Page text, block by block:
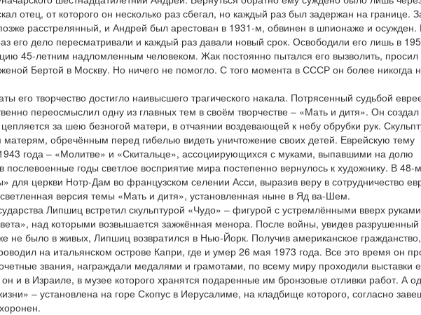
отец, от которого он несколько раз сбегал, но каждый раз был задержан на границе.
расстрелянный, и Андрей был арестован в 1931-м, обвинен в шпионаже и осужден.
его дело пересматривали и каждый раз давали новый срок. Освободили его лишь в
45-летним надломленным человеком. Жак постоянно пытался его вызволить, просил
Бертой в Москву. Но ничего не помогло. С того момента в СССР он более никогда
его творчество достигло наивысшего трагического накала. Потрясенный судьбой
переосмыслил одну из главных тем в своём творчестве – «Мать и дитя». Он
за шею безногой матери, в отчаянии воздевающей к небу обрубки рук.
обречённым перед гибелью видеть уничтожение своих детей. Еврейскую тему
года – «Молитве» и «Скитальце», ассоциирующихся с муками, выпавшими на долю
послевоенные годы светлое восприятие мира постепенно вернулось к художнику. В 48-
для церкви Нотр-Дам во французском селении Асси, выразив веру в сотрудничество
версия темы «Мать и дитя», установленная ныне в Яд ва-Шем.
Липшиц встретил скульптурой «Чудо» – фигурой с устремлёнными вверх
над которыми возвышается зажжённая менора. После войны, увидев
не было в живых, Липшиц возвратился в Нью-Йорк. Получив американское
на итальянском острове Капри, где и умер 26 мая 1973 года. Все это время он
звания, награждали медалями и грамотами, по всему миру проходили выставки
и в Израиле, в музее которого хранятся подаренные им бронзовые отливки работ. А
– установлена на горе Скопус в Иерусалиме, на кладбище которого, согласно